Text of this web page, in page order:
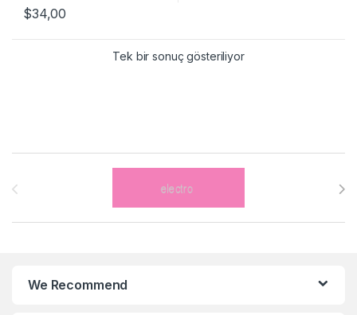
$34,00
Tek bir sonuç gösteriliyor
Brands Carousel
We Recommend